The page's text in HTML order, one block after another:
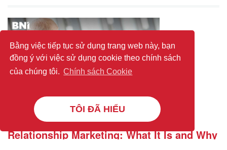
Bằng việc tiếp tục sử dụng trang web này, bạn
đồng ý với việc sử dụng cookie theo chính sách
của chúng tôi. Chính sách Cookie
TÔI ĐÃ HIỂU
Relationship Marketing: What It Is and Why